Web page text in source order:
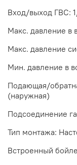
Вход/выход ГВС:
Макс. давление в
Макс. давление
Мин. давление в
Подающая/
(наружная)
Подсоединение
Тип монтажа:
Встроенный